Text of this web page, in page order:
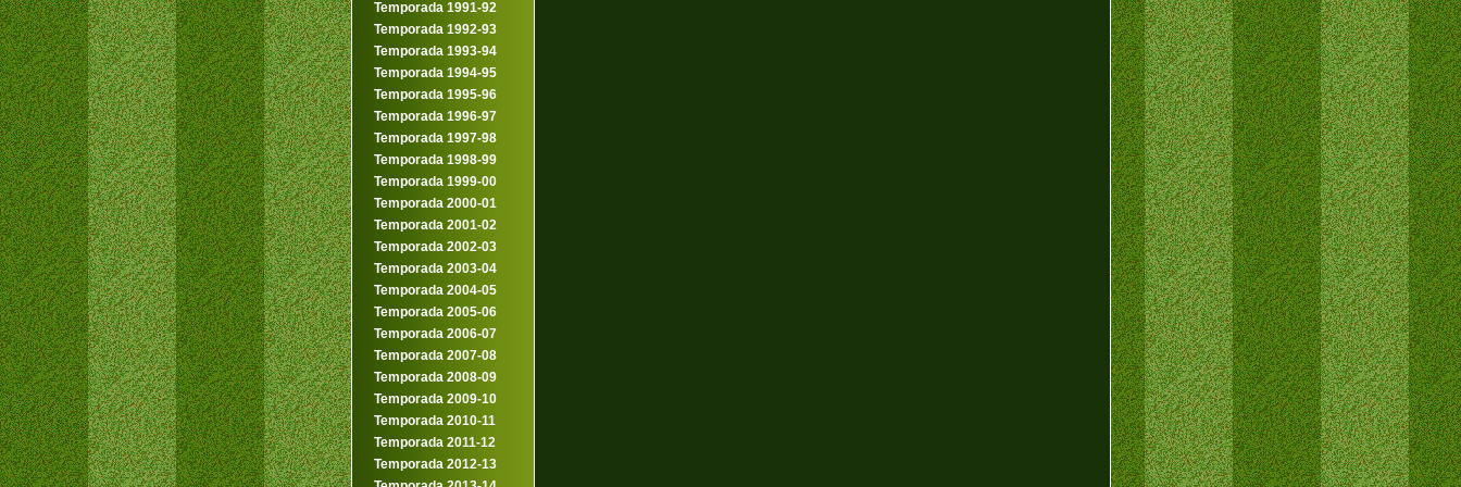
Temporada 1991-92
Temporada 1992-93
Temporada 1993-94
Temporada 1994-95
Temporada 1995-96
Temporada 1996-97
Temporada 1997-98
Temporada 1998-99
Temporada 1999-00
Temporada 2000-01
Temporada 2001-02
Temporada 2002-03
Temporada 2003-04
Temporada 2004-05
Temporada 2005-06
Temporada 2006-07
Temporada 2007-08
Temporada 2008-09
Temporada 2009-10
Temporada 2010-11
Temporada 2011-12
Temporada 2012-13